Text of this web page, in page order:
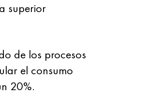
superior
de los procesos
el consumo
20%.